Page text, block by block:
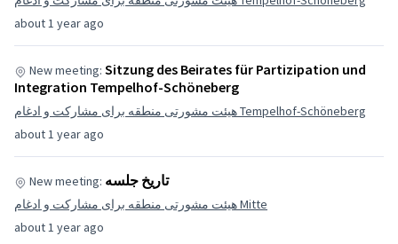
about 1 year ago
about 1 year ago
New meeting: Sitzung des Beirates für Partizipation und
Integration Tempelhof-Schöneberg
هیئت مشورتی منطقه برای مشارکت و ادغام Tempelhof-Schöneberg
about 1 year ago
New meeting: تاریخ جلسه
هیئت مشورتی منطقه برای مشارکت و ادغام Mitte